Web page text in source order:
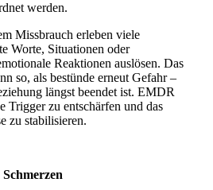
werden.
Missbrauch erleben viele
Worte, Situationen oder
Reaktionen auslösen. Das
so, als bestünde erneut Gefahr –
längst beendet ist. EMDR
Trigger zu entschärfen und das
zu stabilisieren.